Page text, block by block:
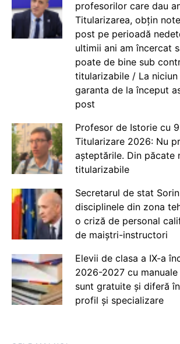
profesorilor care dau
Titularizarea, obțin
post pe perioadă
ultimii ani am încercat
poate de bine sub
titularizabile / La
garanta de la început
post
Profesor de Istorie cu
Titularizare 2026: Nu
așteptările. Din păcate
titularizabile
Secretarul de stat
disciplinele din zona
o criză de personal
de maiștri-instructori
Elevii de clasa a IX-a
2026-2027 cu
sunt gratuite și diferă
profil și specializare